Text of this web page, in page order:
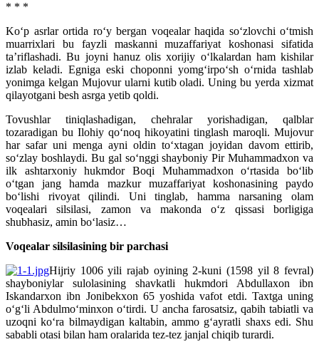
* * *
Ko‘p asrlar ortida ro‘y bergan voqealar haqida so‘zlovchi o‘tmish
muarrixlari bu fayzli maskanni muzaffariyat koshonasi sifatida
ta’riflashadi. Bu joyni hanuz olis xorijiy o‘lkalardan ham kishilar
izlab keladi. Egniga eski choponni yomg‘irpo‘sh o‘rnida tashlab
yonimga kelgan Mujovur ularni kutib oladi. Uning bu yerda xizmat
qilayotgani besh asrga yetib qoldi.
Tovushlar tiniqlashadigan, chehralar yorishadigan, qalblar
tozaradigan bu Ilohiy qo‘noq hikoyatini tinglash maroqli. Mujovur
har safar uni menga ayni oldin to‘xtagan joyidan davom ettirib,
so‘zlay boshlaydi. Bu gal so‘nggi shayboniy Pir Muhammadxon va
ilk ashtarxoniy hukmdor Boqi Muhammadxon o‘rtasida bo‘lib
o‘tgan jang hamda mazkur muzaffariyat koshonasining paydo
bo‘lishi rivoyat qilindi. Uni tinglab, hamma narsaning olam
voqealari silsilasi, zamon va makonda o‘z qissasi borligiga
shubhasiz, amin bo‘lasiz…
Voqealar silsilasining bir parchasi
Hijriy 1006 yili rajab oyining 2-kuni (1598 yil 8 fevral)
shayboniylar sulolasining shavkatli hukmdori Abdullaxon ibn
Iskandarxon ibn Jonibekxon 65 yoshida vafot etdi. Taxtga uning
o‘g‘li Abdulmo‘minxon o‘tirdi. U ancha farosatsiz, qabih tabiatli va
uzoqni ko‘ra bilmaydigan kaltabin, ammo g‘ayratli shaxs edi. Shu
sababli otasi bilan ham oralarida tez-tez janjal chiqib turardi.